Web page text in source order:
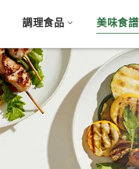
調理食品 美味食譜